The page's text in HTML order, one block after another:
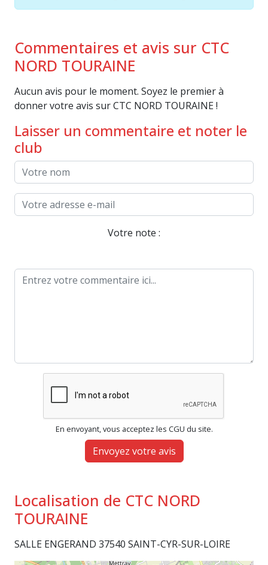
Commentaires et avis sur CTC
NORD TOURAINE
Aucun avis pour le moment. Soyez le premier à
donner votre avis sur CTC NORD TOURAINE !
Laisser un commentaire et noter le
club
Votre note :
En envoyant, vous acceptez les CGU du site.
Envoyez votre avis
Localisation de CTC NORD
TOURAINE
SALLE ENGERAND 37540 SAINT-CYR-SUR-LOIRE